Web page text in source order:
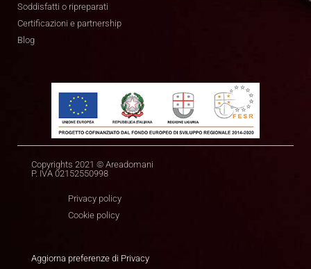
Soddisfatti o ripreparati
Certificazioni e partnership
Blog
Copyrights 2021 © Areadomani
P. IVA 02152550998
Privacy policy
Cookie policy
Aggiorna preferenze di Privacy